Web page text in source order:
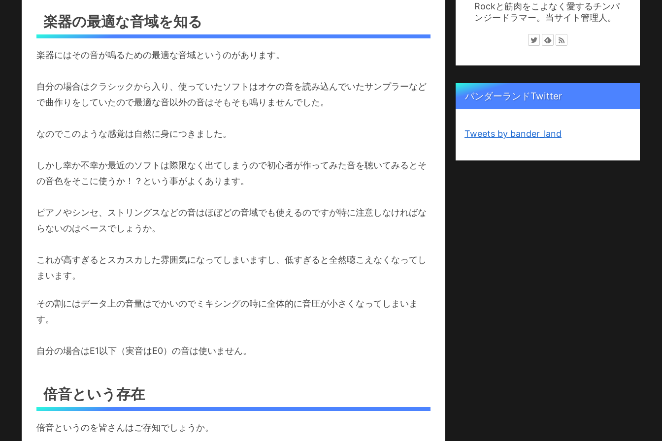
楽器の最適な音域を知る
楽器にはその音が鳴るための最適な音域というのがあります。
自分の場合はクラシックから入り、使っていたソフトはオケの音を読み込んでいたサンプラーなど
で曲作りをしていたので最適な音以外の音はそもそも鳴りませんでした。
なのでこのような感覚は自然に身につきました。
しかし幸か不幸か最近のソフトは際限なく出てしまうので初心者が作ってみた音を聴いてみるとそ
の音色をそこに使うか！？という事がよくあります。
ピアノやシンセ、ストリングスなどの音はほぼどの音域でも使えるのですが特に注意しなければな
らないのはベースでしょうか。
これが高すぎるとスカスカした雰囲気になってしまいますし、低すぎると全然聴こえなくなってし
まいます。
その割にはデータ上の音量はでかいのでミキシングの時に全体的に音圧が小さくなってしまいま
す。
自分の場合はE1以下（実音はE0）の音は使いません。
倍音という存在
倍音というのを皆さんはご存知でしょうか。
Rockと筋肉をこよなく愛するチンパ
ンジードラマー。当サイト管理人。
バンダーランドTwitter
Tweets by bander_land